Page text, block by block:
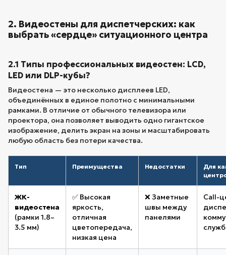
2. Видеостены для диспетчерских: как
выбрать «сердце» ситуационного центра
2.1 Типы профессиональных видеостен: LCD,
LED или DLP-кубы?
Видеостена — это несколько дисплеев LED,
объединённых в единое полотно с минимальными
рамками. В отличие от обычного телевизора или
проектора, она позволяет выводить одно гигантское
изображение, делить экран на зоны и масштабировать
любую область без потери качества.
Тип Преимущества Недостатки
Для
ЖК-
видеостена
(рамки 1.8–
3.5 мм)
✅ Высокая
яркость,
отличная
цветопередача,
низкая цена
❌ Заметные
швы между
панелями
Call-
служб